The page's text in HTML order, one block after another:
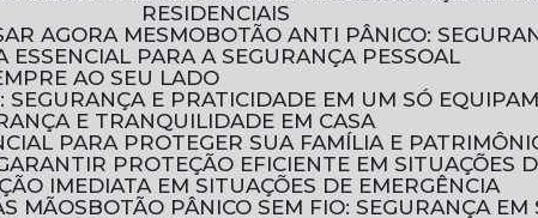
RESIDENCIAIS
AGORA MESMO
BOTÃO ANTI PÂNICO:
ESSENCIAL PARA A SEGURANÇA PESSOAL
AO SEU LADO
SEGURANÇA E PRATICIDADE EM UM SÓ
E TRANQUILIDADE EM CASA
PARA PROTEGER SUA FAMÍLIA E
PROTEÇÃO EFICIENTE EM SITUAÇÕES
IMEDIATA EM SITUAÇÕES DE EMERGÊNCIA
MÃOS
BOTÃO PÂNICO SEM FIO: SEGURANÇA